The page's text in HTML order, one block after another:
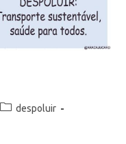
despoluir